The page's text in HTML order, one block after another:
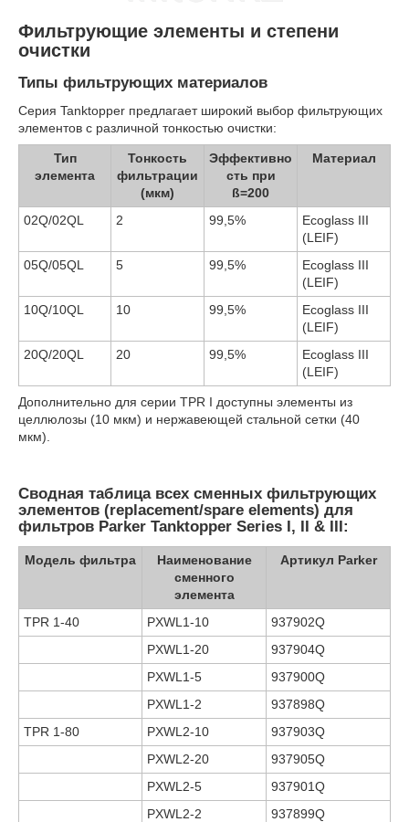
Фильтрующие элементы и степени
очистки
Типы фильтрующих материалов
Серия Tanktopper предлагает широкий выбор фильтрующих
элементов с различной тонкостью очистки:
Тип
элемента
Тонкость
фильтрации
(мкм)
Эффективно
сть при
ß=200
Материал
02Q/02QL 2 99,5%
Ecoglass III
(LEIF)
05Q/05QL
5 99,5%
Ecoglass III
(LEIF)
10Q/10QL
10 99,5%
Ecoglass III
(LEIF)
20Q/20QL
20 99,5%
Ecoglass III
(LEIF)
Дополнительно для серии TPR I доступны элементы из
целлюлозы (10 мкм) и нержавеющей стальной сетки (40
мкм).
Сводная таблица всех сменных фильтрующих
элементов (replacement/spare elements) для
фильтров Parker Tanktopper Series I, II & III:
Модель фильтра
Наименование
сменного
элемента
Артикул Parker
TPR 1-40 PXWL1-10
937902Q
PXWL1-20
937904Q
PXWL1-5
937900Q
PXWL1-2
937898Q
TPR 1-80
PXWL2-10
937903Q
PXWL2-20
937905Q
PXWL2-5
937901Q
PXWL2-2
937899Q